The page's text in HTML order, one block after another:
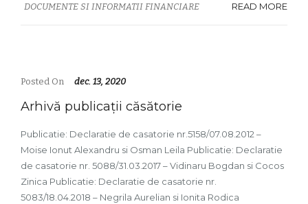
DOCUMENTE SI INFORMATII FINANCIARE
READ MORE
Posted On dec. 13, 2020
Arhivă publicații căsătorie
Publicatie: Declaratie de casatorie nr.5158/07.08.2012 –
Moise Ionut Alexandru si Osman Leila Publicatie: Declaratie
de casatorie nr. 5088/31.03.2017 – Vidinaru Bogdan si Cocos
Zinica Publicatie: Declaratie de casatorie nr.
5083/18.04.2018 – Negrila Aurelian si Ionita Rodica